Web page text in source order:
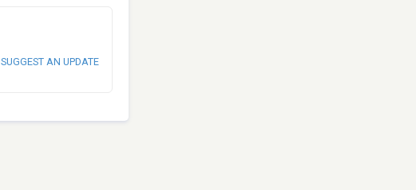
SUGGEST AN UPDATE